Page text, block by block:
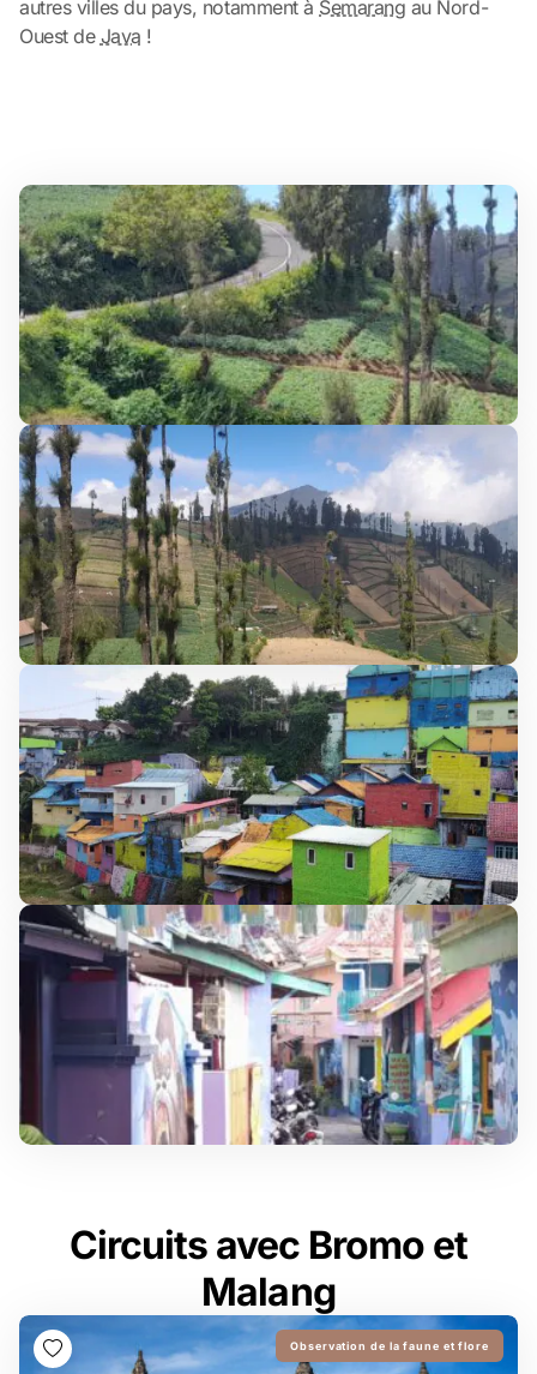
autres villes du pays, notamment à Semarang au Nord-
Ouest de Java !
Circuits avec Bromo et
Malang
Observation de la faune et flore